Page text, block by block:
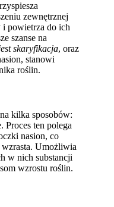
zewnętrznej
i powietrza do ich
szanse na
skaryfikacja, oraz
stanowi
roślin.
kilka sposobów:
Proces ten polega
nasion, co
wzrasta. Umożliwia
w nich substancji
wzrostu roślin.